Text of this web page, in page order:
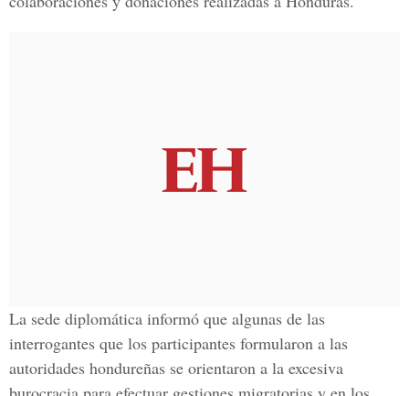
La sede diplomática informó que algunas de las
interrogantes que los participantes formularon a las
autoridades hondureñas se orientaron a la excesiva